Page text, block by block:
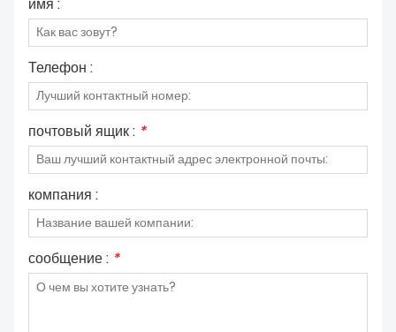
Телефон :
почтовый ящик : *
компания :
сообщение : *